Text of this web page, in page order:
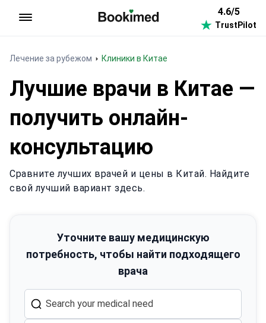
4.6/5
TrustPilot
Лечение за рубежом Клиники в Китае
Лучшие врачи в Китае —
получить онлайн-
консультацию
Сравните лучших врачей и цены в Китай. Найдите
свой лучший вариант здесь.
Уточните вашу медицинскую
потребность, чтобы найти подходящего
врача